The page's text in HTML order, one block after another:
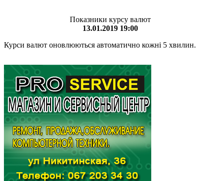
Показники курсу валют
13.01.2019 19:00
Курси валют оновлюються автоматично кожні 5 хвилин.